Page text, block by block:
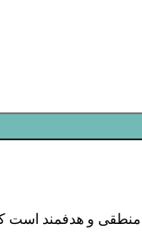
و هدفمند است